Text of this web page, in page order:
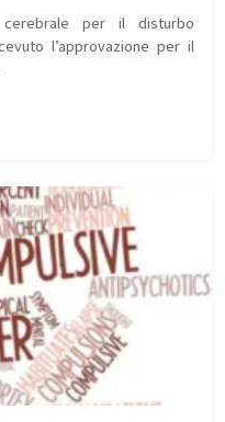
per il disturbo
l’approvazione per il